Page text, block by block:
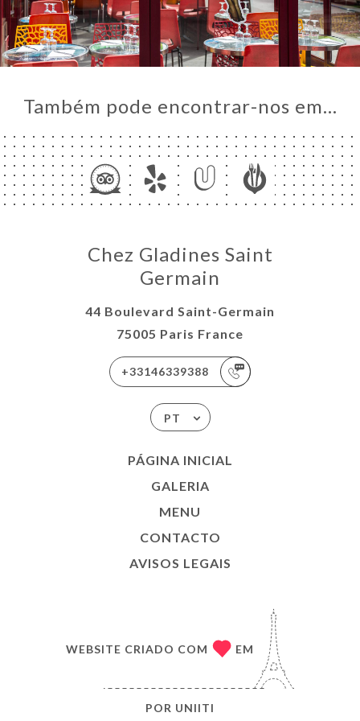
Também pode encontrar-nos em…
Chez Gladines Saint
Germain
44 Boulevard Saint-Germain
75005 Paris France
+33146339388
PT
PÁGINA INICIAL
GALERIA
MENU
CONTACTO
AVISOS LEGAIS
WEBSITE CRIADO COM EM
POR UNIITI